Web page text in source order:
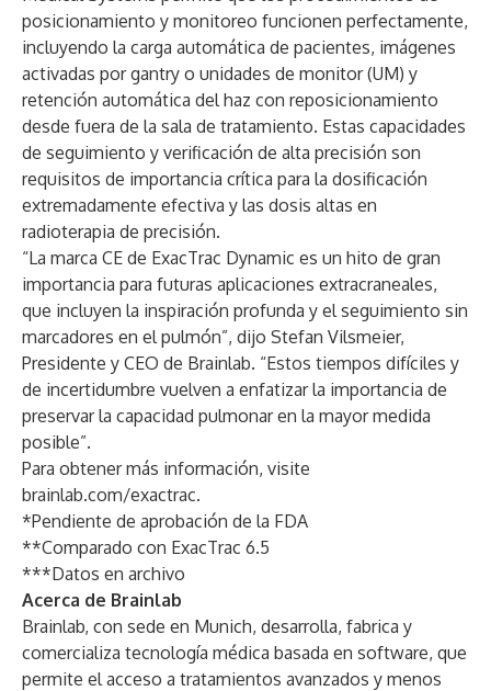
posicionamiento y monitoreo funcionen perfectamente,
incluyendo la carga automática de pacientes, imágenes
activadas por gantry o unidades de monitor (UM) y
retención automática del haz con reposicionamiento
desde fuera de la sala de tratamiento. Estas capacidades
de seguimiento y verificación de alta precisión son
requisitos de importancia crítica para la dosificación
extremadamente efectiva y las dosis altas en
radioterapia de precisión.
“La marca CE de ExacTrac Dynamic es un hito de gran
importancia para futuras aplicaciones extracraneales,
que incluyen la inspiración profunda y el seguimiento sin
marcadores en el pulmón”, dijo Stefan Vilsmeier,
Presidente y CEO de Brainlab. “Estos tiempos difíciles y
de incertidumbre vuelven a enfatizar la importancia de
preservar la capacidad pulmonar en la mayor medida
posible”.
Para obtener más información, visite
brainlab.com/exactrac.
*Pendiente de aprobación de la FDA
**Comparado con ExacTrac 6.5
***Datos en archivo
Acerca de Brainlab
Brainlab, con sede en Munich, desarrolla, fabrica y
comercializa tecnología médica basada en software, que
permite el acceso a tratamientos avanzados y menos